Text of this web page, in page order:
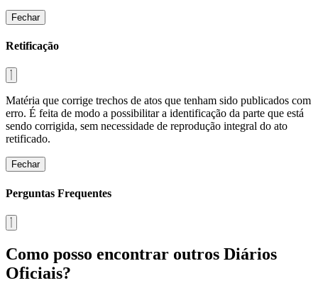
Fechar
Retificação
Matéria que corrige trechos de atos que tenham sido publicados com
erro. É feita de modo a possibilitar a identificação da parte que está
sendo corrigida, sem necessidade de reprodução integral do ato
retificado.
Fechar
Perguntas Frequentes
Como posso encontrar outros Diários
Oficiais?